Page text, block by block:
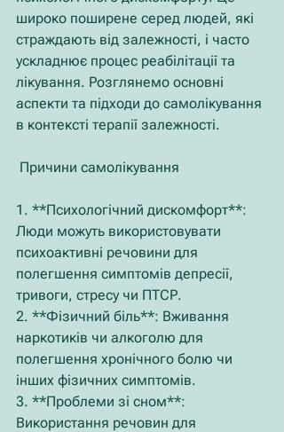
широко поширене серед людей, які
страждають від залежності, і часто
ускладнює процес реабілітації та
лікування. Розглянемо основні
аспекти та підходи до самолікування
в контексті терапії залежності.
Причини самолікування
1. **Психологічний дискомфорт**:
Люди можуть використовувати
психоактивні речовини для
полегшення симптомів депресії,
тривоги, стресу чи ПТСР.
2. **Фізичний біль**: Вживання
наркотиків чи алкоголю для
полегшення хронічного болю чи
інших фізичних симптомів.
3. **Проблеми зі сном**:
Використання речовин для